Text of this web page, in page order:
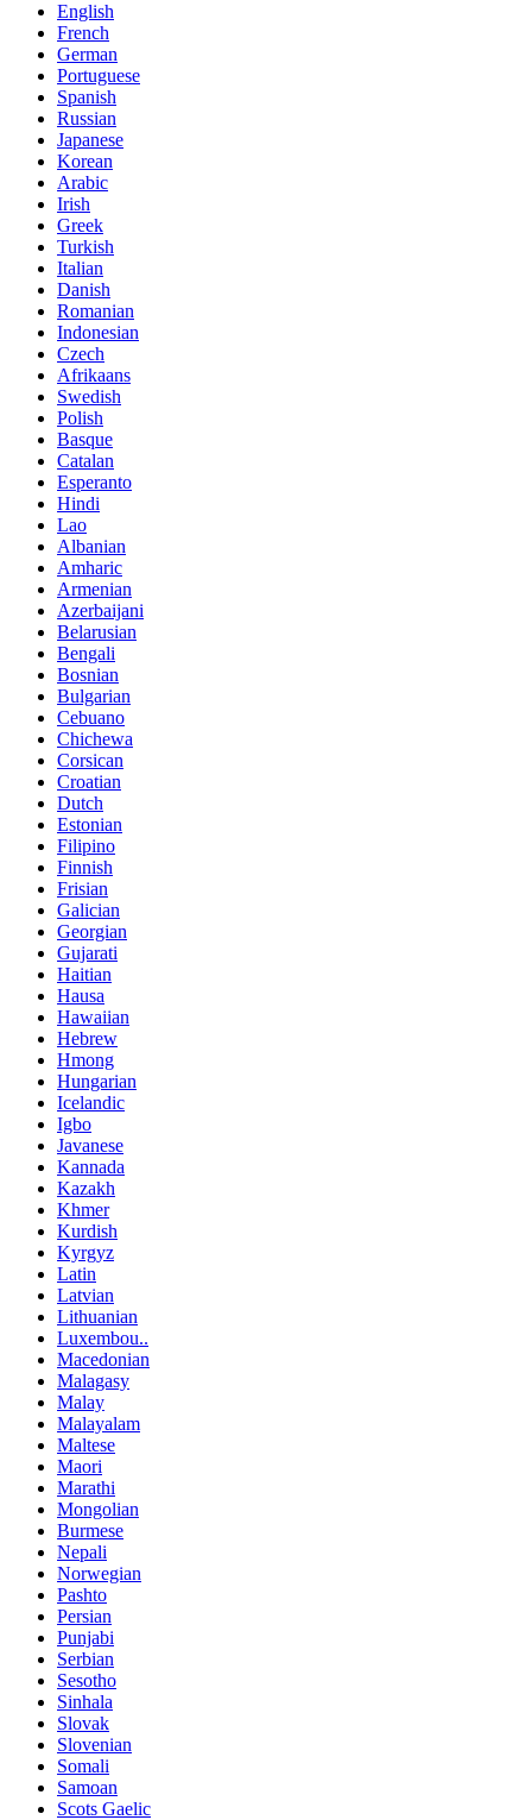
English
French
German
Portuguese
Spanish
Russian
Japanese
Korean
Arabic
Irish
Greek
Turkish
Italian
Danish
Romanian
Indonesian
Czech
Afrikaans
Swedish
Polish
Basque
Catalan
Esperanto
Hindi
Lao
Albanian
Amharic
Armenian
Azerbaijani
Belarusian
Bengali
Bosnian
Bulgarian
Cebuano
Chichewa
Corsican
Croatian
Dutch
Estonian
Filipino
Finnish
Frisian
Galician
Georgian
Gujarati
Haitian
Hausa
Hawaiian
Hebrew
Hmong
Hungarian
Icelandic
Igbo
Javanese
Kannada
Kazakh
Khmer
Kurdish
Kyrgyz
Latin
Latvian
Lithuanian
Luxembou..
Macedonian
Malagasy
Malay
Malayalam
Maltese
Maori
Marathi
Mongolian
Burmese
Nepali
Norwegian
Pashto
Persian
Punjabi
Serbian
Sesotho
Sinhala
Slovak
Slovenian
Somali
Samoan
Scots Gaelic